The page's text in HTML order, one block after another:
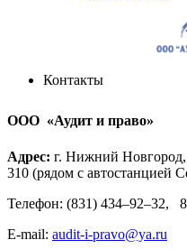
Контакты
ООО «Аудит и право»
Адрес: г. Нижний
310 (рядом с автостанцией
Телефон: (831) 434–92–32,
E-mail: audit-i-pravo@ya.ru